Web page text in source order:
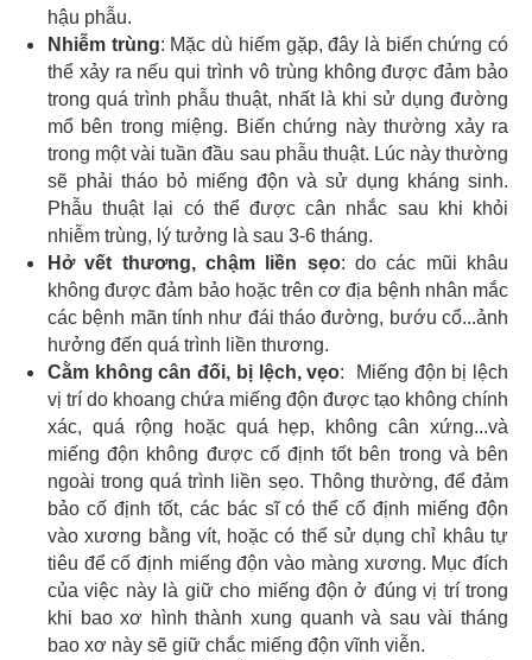
hậu phẫu.
Nhiễm trùng: Mặc dù hiếm gặp, đây là biến chứng có
thể xảy ra nếu qui trình vô trùng không được đảm bảo
trong quá trình phẫu thuật, nhất là khi sử dụng đường
mổ bên trong miệng. Biến chứng này thường xảy ra
trong một vài tuần đầu sau phẫu thuật. Lúc này thường
sẽ phải tháo bỏ miếng độn và sử dụng kháng sinh.
Phẫu thuật lại có thể được cân nhắc sau khi khỏi
nhiễm trùng, lý tưởng là sau 3-6 tháng.
Hở vết thương, chậm liền sẹo: do các mũi khâu
không được đảm bảo hoặc trên cơ địa bệnh nhân mắc
các bệnh mãn tính như đái tháo đường, bướu cổ...ảnh
hưởng đến quá trình liền thương.
Cằm không cân đối, bị lệch, vẹo: Miếng độn bị lệch
vị trí do khoang chứa miếng độn được tạo không chính
xác, quá rộng hoặc quá hẹp, không cân xứng...và
miếng độn không được cố định tốt bên trong và bên
ngoài trong quá trình liền sẹo. Thông thường, để đảm
bảo cố định tốt, các bác sĩ có thể cố định miếng độn
vào xương bằng vít, hoặc có thể sử dụng chỉ khâu tự
tiêu để cố định miếng độn vào màng xương. Mục đích
của việc này là giữ cho miếng độn ở đúng vị trí trong
khi bao xơ hình thành xung quanh và sau vài tháng
bao xơ này sẽ giữ chắc miếng độn vĩnh viễn.